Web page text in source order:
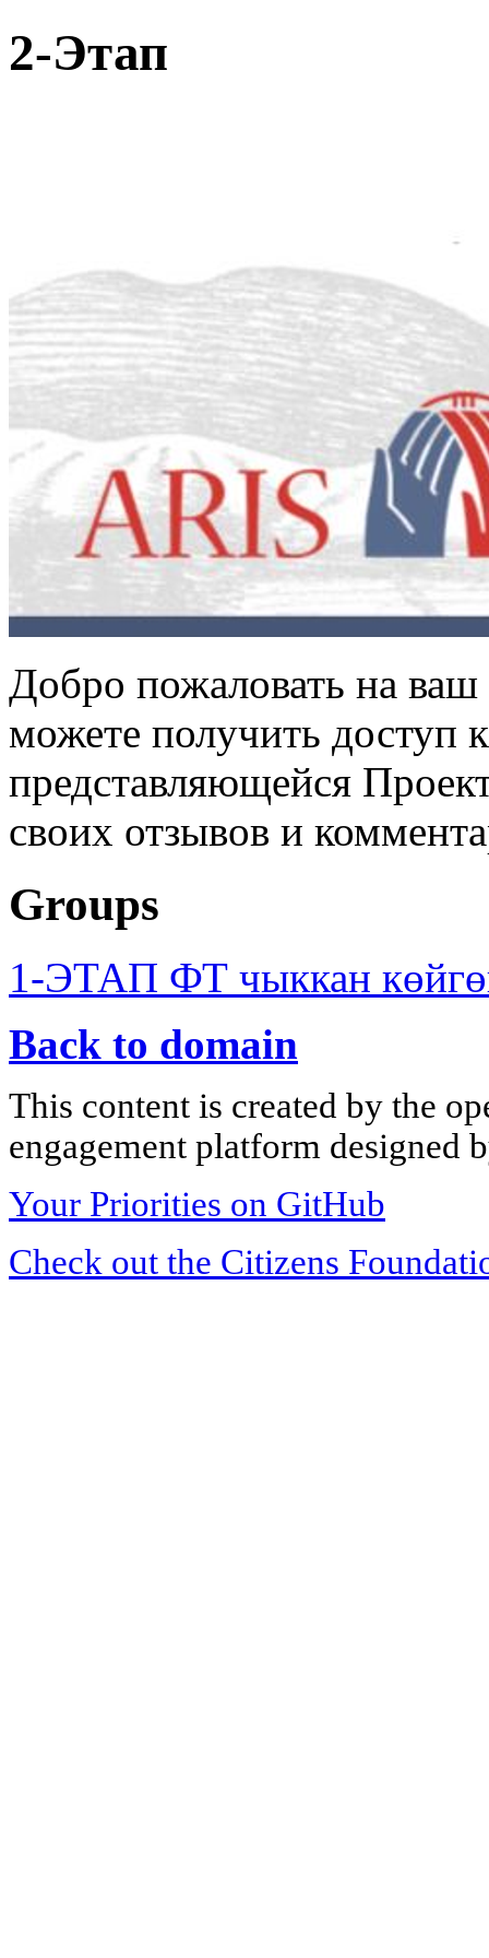
2-Этап
Добро пожаловать на
можете получить доступ
представляющейся
своих отзывов и
Groups
1-ЭТАП ФТ чыккан
Back to domain
This content is created by the
engagement platform designed
Your Priorities on GitHub
Check out the Citizens